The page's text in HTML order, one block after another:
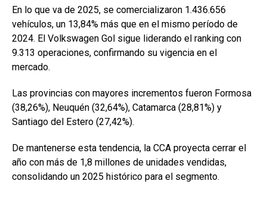
En lo que va de 2025, se comercializaron 1.436.656
vehículos, un 13,84% más que en el mismo período de
2024. El Volkswagen Gol sigue liderando el ranking con
9.313 operaciones, confirmando su vigencia en el
mercado.
Las provincias con mayores incrementos fueron Formosa
(38,26%), Neuquén (32,64%), Catamarca (28,81%) y
Santiago del Estero (27,42%).
De mantenerse esta tendencia, la CCA proyecta cerrar el
año con más de 1,8 millones de unidades vendidas,
consolidando un 2025 histórico para el segmento.